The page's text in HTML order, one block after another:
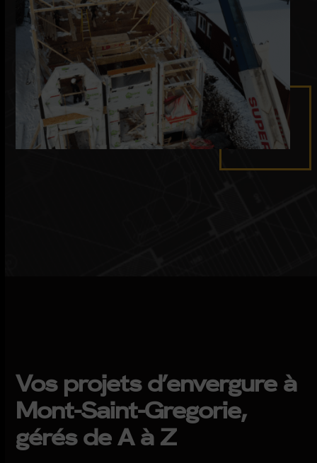
Vos projets d’envergure à
Mont-Saint-Gregorie,
gérés de A à Z